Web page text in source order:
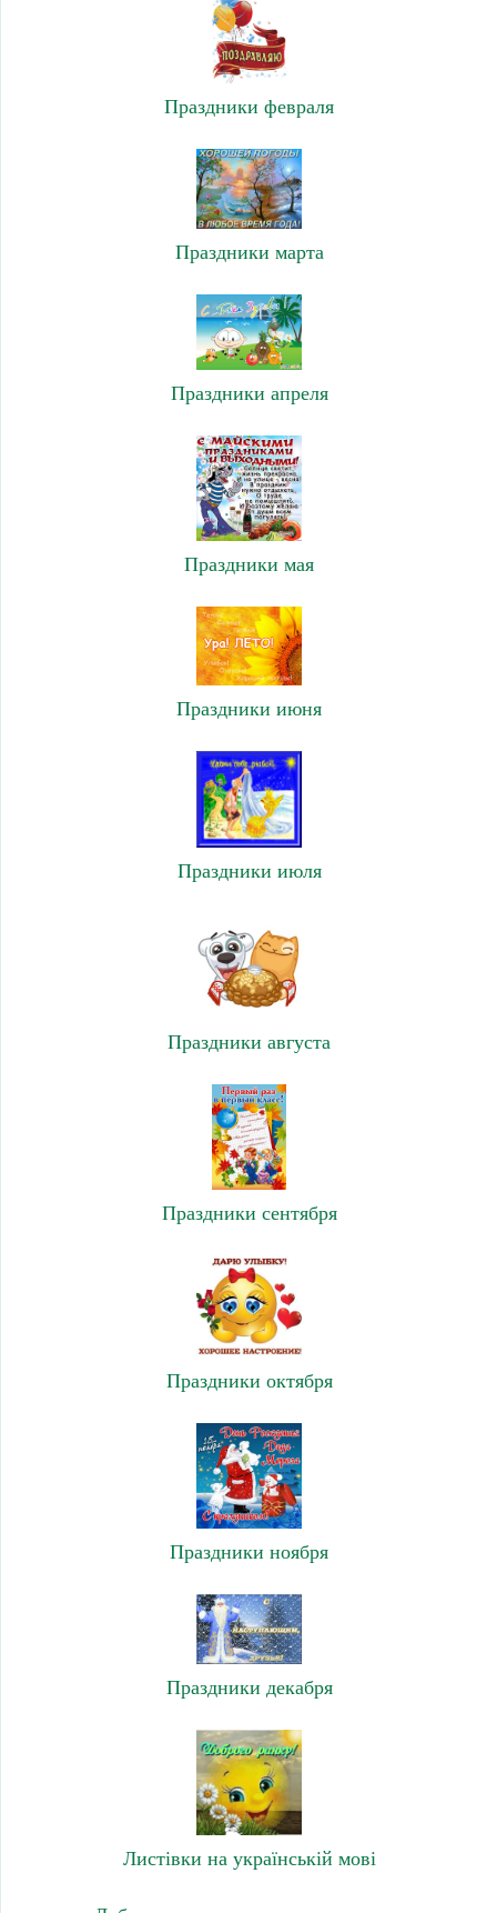
Праздники февраля
Праздники марта
Праздники апреля
Праздники мая
Праздники июня
Праздники июля
Праздники августа
Праздники сентября
Праздники октября
Праздники ноября
Праздники декабря
Листівки на українській мові